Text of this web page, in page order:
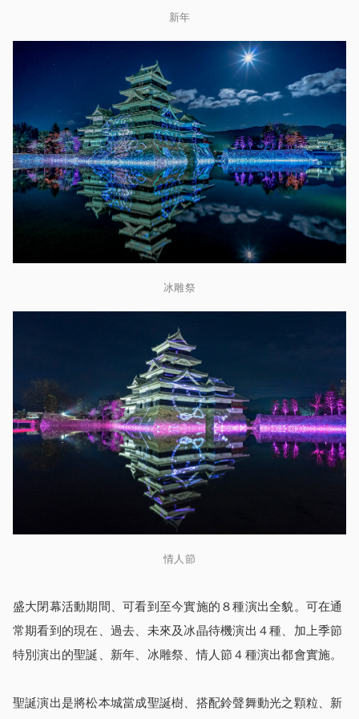
新年
冰雕祭
情人節
盛大閉幕活動期間、可看到至今實施的８種演出全貌。可在通
常期看到的現在、過去、未來及冰晶待機演出４種、加上季節
特別演出的聖誕、新年、冰雕祭、情人節４種演出都會實施。
聖誕演出是將松本城當成聖誕樹、搭配鈴聲舞動光之顆粒、新